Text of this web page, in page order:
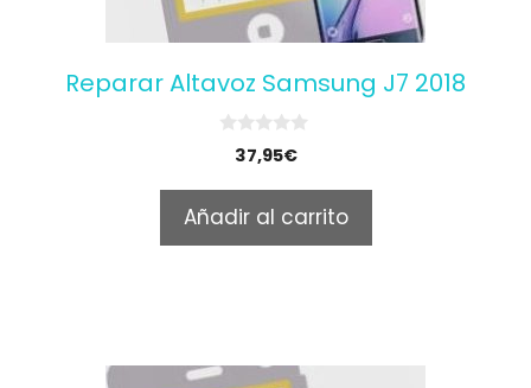
Reparar Altavoz Samsung J7 2018
o
f
5
37,95€
Añadir al carrito